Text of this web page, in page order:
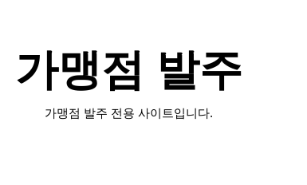
가맹점 발주
가맹점 발주 전용 사이트입니다.